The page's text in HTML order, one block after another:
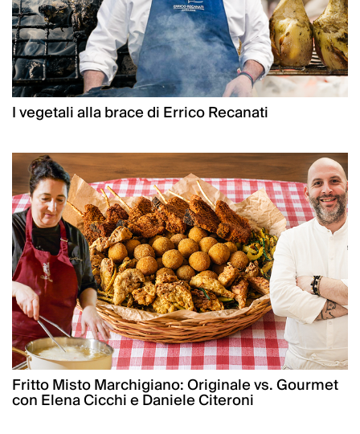
I vegetali alla brace di Errico Recanati
Fritto Misto Marchigiano: Originale vs. Gourmet
con Elena Cicchi e Daniele Citeroni